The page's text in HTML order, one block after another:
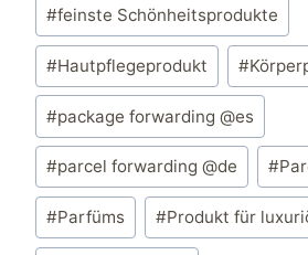
#feinste Schönheitsprodukte
#Hautpflegeprodukt #
#package forwarding @es
#parcel forwarding @de #
#Parfüms #Produkt für